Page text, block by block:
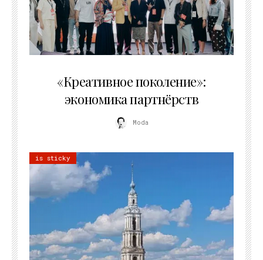
«Креативное поколение»:
экономика партнёрств
Moda
is sticky